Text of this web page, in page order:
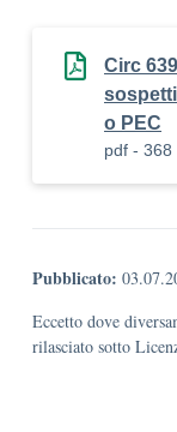
Circ
o PEC
pdf - 368
Pubblicato:
Eccetto dove
rilasciato sotto